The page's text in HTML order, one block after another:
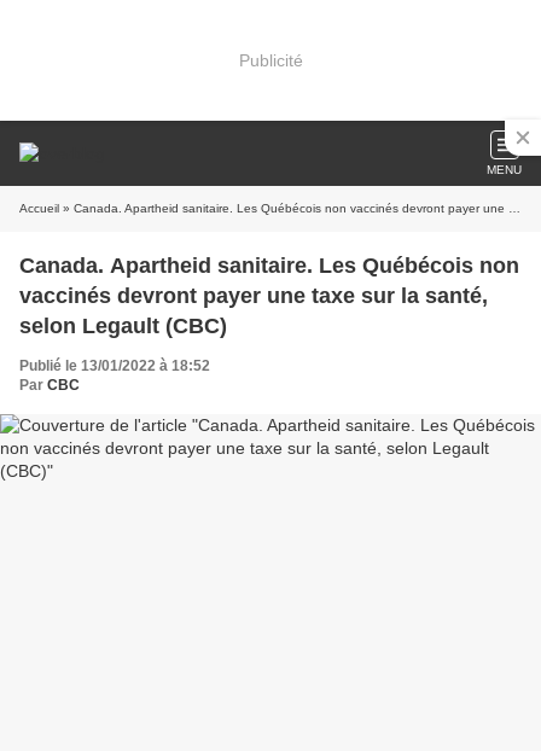
Publicité
MENU
Accueil » Canada. Apartheid sanitaire. Les Québécois non vaccinés devront payer une taxe sur la santé, selon Legault (CBC)
Canada. Apartheid sanitaire. Les Québécois non
vaccinés devront payer une taxe sur la santé,
selon Legault (CBC)
Publié le 13/01/2022 à 18:52
Par CBC